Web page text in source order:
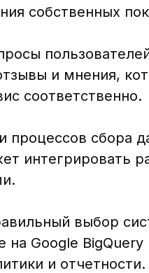
собственных
и мнения,
соответственно.
процессов сбора
интегрировать
выбор
на Google
и отчетности.